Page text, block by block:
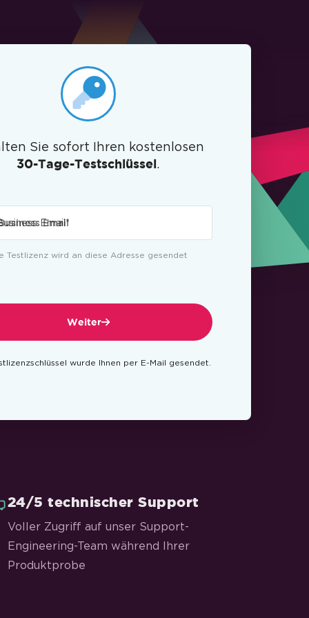
Sie sofort Ihren kostenlosen
30-Tage-Testschlüssel.
Email*
Testlizenz wird an diese Adresse gesendet
Weiter
wurde Ihnen per E-Mail gesendet.
24/5 technischer Support
Voller Zugriff auf unser Support-
Engineering-Team während Ihrer
Produktprobe